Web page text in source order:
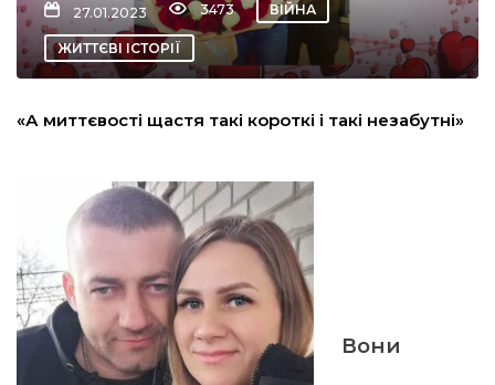
27.01.2023 3473 ВІЙНА
ЖИТТЄВІ ІСТОРІЇ
«А миттєвості щастя такі короткі і такі незабутні»
Вони